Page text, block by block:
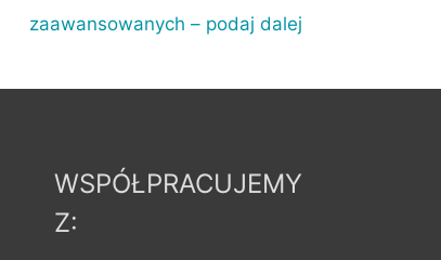
zaawansowanych – podaj dalej
WSPÓŁPRACUJEMY
Z: